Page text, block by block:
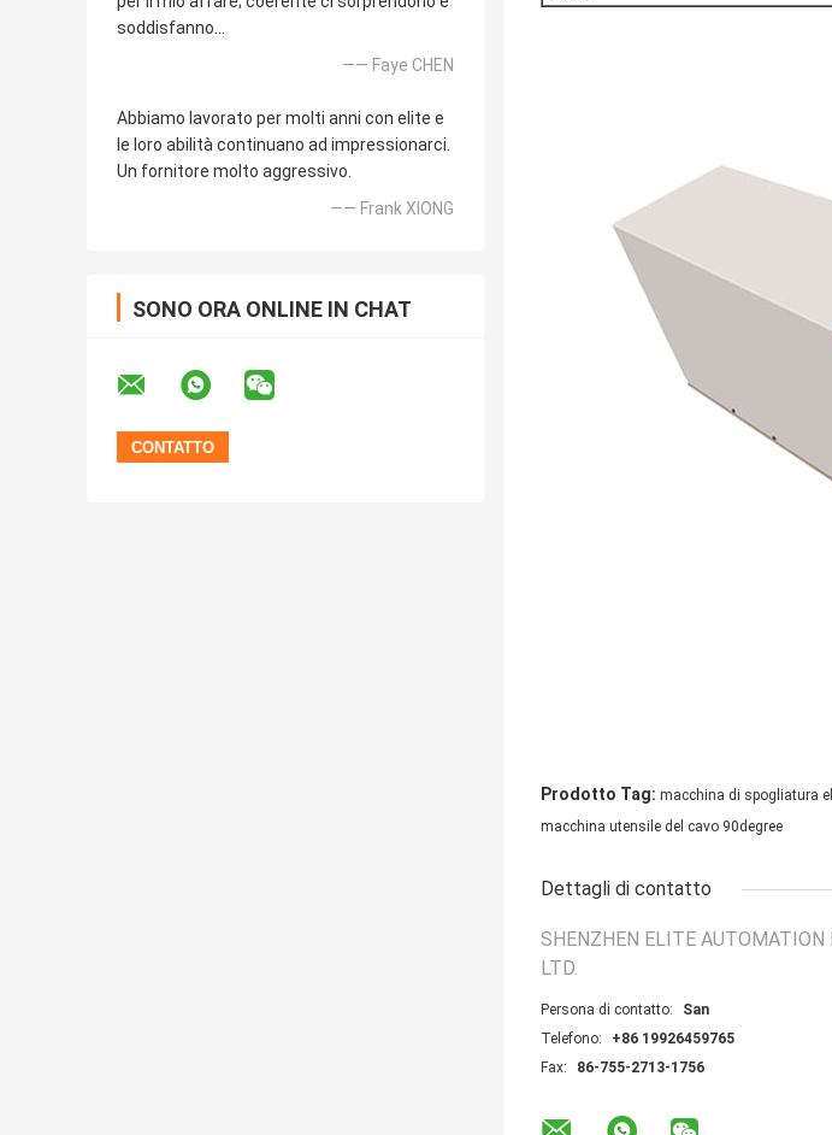
soddisfanno…
—— Faye CHEN
Abbiamo lavorato per molti anni con elite e
le loro abilità continuano ad impressionarci.
Un fornitore molto aggressivo.
—— Frank XIONG
SONO ORA ONLINE IN CHAT
Prodotto Tag: macchina di spogliatura
macchina utensile del cavo 90degree
Dettagli di contatto
SHENZHEN ELITE
LTD.
Persona di contatto:
San
Telefono:
+86 19926459765
Fax:
86-755-2713-1756